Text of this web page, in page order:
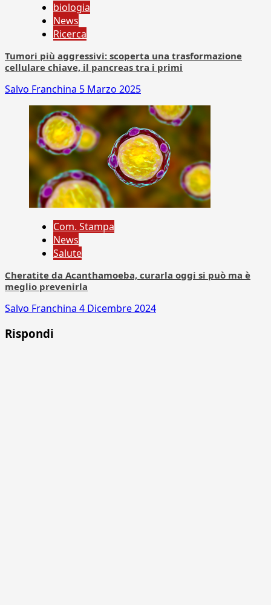
biologia
News
Ricerca
Tumori più aggressivi: scoperta una trasformazione
cellulare chiave, il pancreas tra i primi
Salvo Franchina 5 Marzo 2025
Com. Stampa
News
Salute
Cheratite da Acanthamoeba, curarla oggi si può ma è
meglio prevenirla
Salvo Franchina 4 Dicembre 2024
Rispondi